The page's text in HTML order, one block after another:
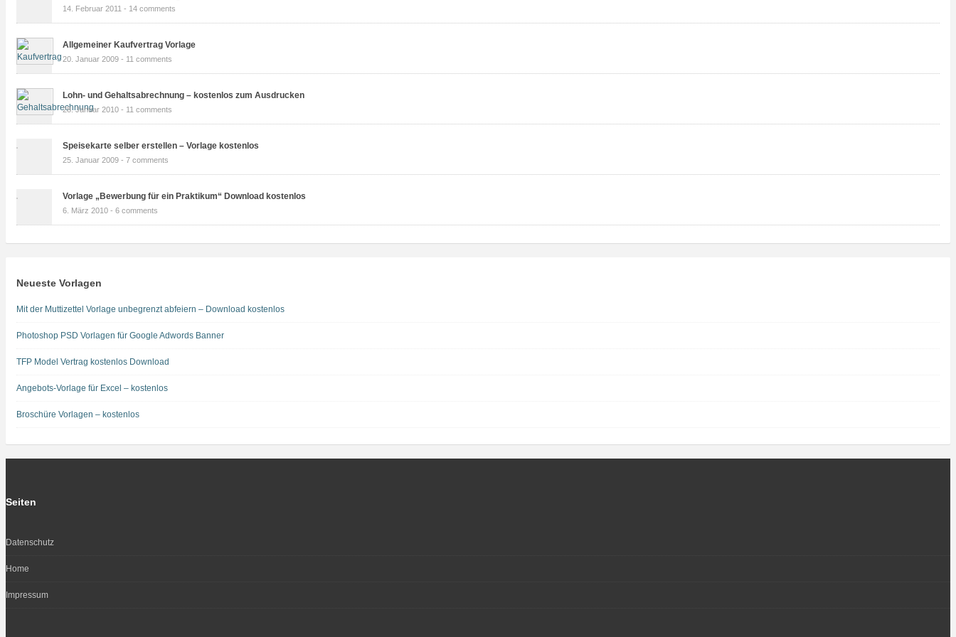
14. Februar 2011 - 14 comments
Allgemeiner Kaufvertrag Vorlage
20. Januar 2009 - 11 comments
Lohn- und Gehaltsabrechnung – kostenlos zum Ausdrucken
28. Januar 2010 - 11 comments
Speisekarte selber erstellen – Vorlage kostenlos
25. Januar 2009 - 7 comments
Vorlage „Bewerbung für ein Praktikum“ Download kostenlos
6. März 2010 - 6 comments
Neueste Vorlagen
Mit der Muttizettel Vorlage unbegrenzt abfeiern – Download kostenlos
Photoshop PSD Vorlagen für Google Adwords Banner
TFP Model Vertrag kostenlos Download
Angebots-Vorlage für Excel – kostenlos
Broschüre Vorlagen – kostenlos
Seiten
Datenschutz
Home
Impressum